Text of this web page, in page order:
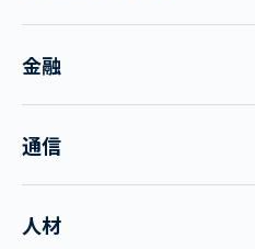
金融
通信
人材